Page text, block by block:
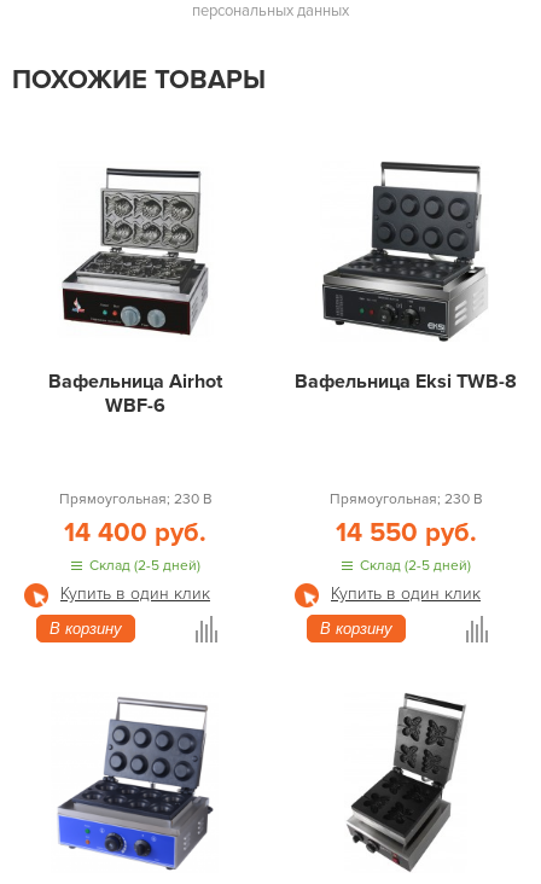
персональных данных
ПОХОЖИЕ ТОВАРЫ
Вафельница Airhot
WBF-6
Прямоугольная; 230 В
14 400 руб.
Склад (2-5 дней)
Купить в один клик
В корзину
Вафельница Eksi TWB-8
Прямоугольная; 230 В
14 550 руб.
Склад (2-5 дней)
Купить в один клик
В корзину